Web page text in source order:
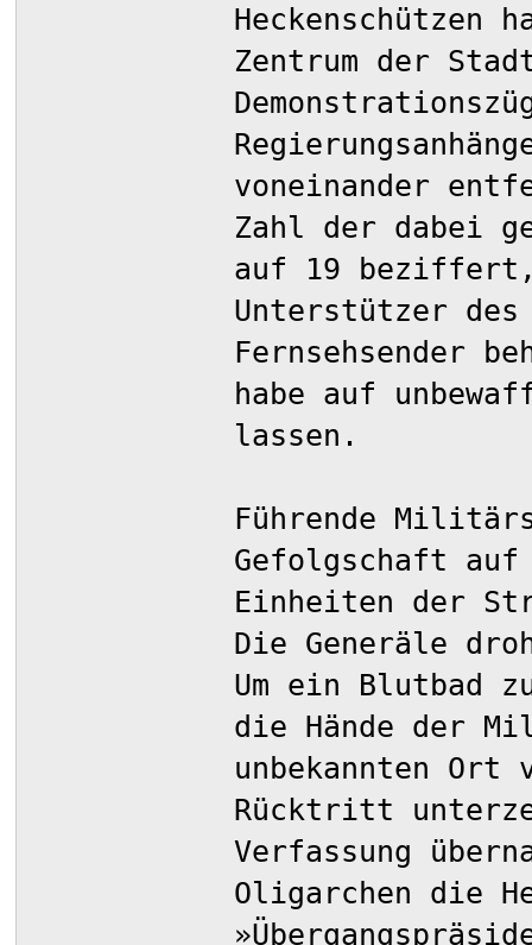
Heckenschützen
Zentrum der
voneinander
Zahl der dabei
auf 19 beziffert,
Unterstützer
Fernsehsender
habe auf
lassen.
Führende
Gefolgschaft
Einheiten der
Die Generäle
Um ein Blutbad
die Hände der
unbekannten Ort
Rücktritt
Verfassung
Oligarchen die